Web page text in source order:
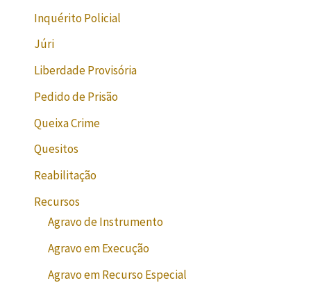
Inquérito Policial
Júri
Liberdade Provisória
Pedido de Prisão
Queixa Crime
Quesitos
Reabilitação
Recursos
Agravo de Instrumento
Agravo em Execução
Agravo em Recurso Especial